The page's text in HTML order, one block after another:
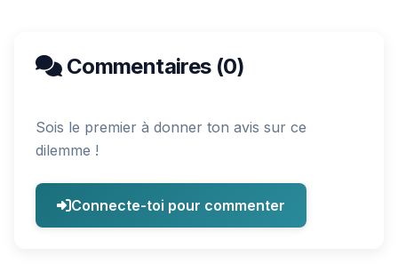
Commentaires (0)
Sois le premier à donner ton avis sur ce
dilemme !
Connecte-toi pour commenter